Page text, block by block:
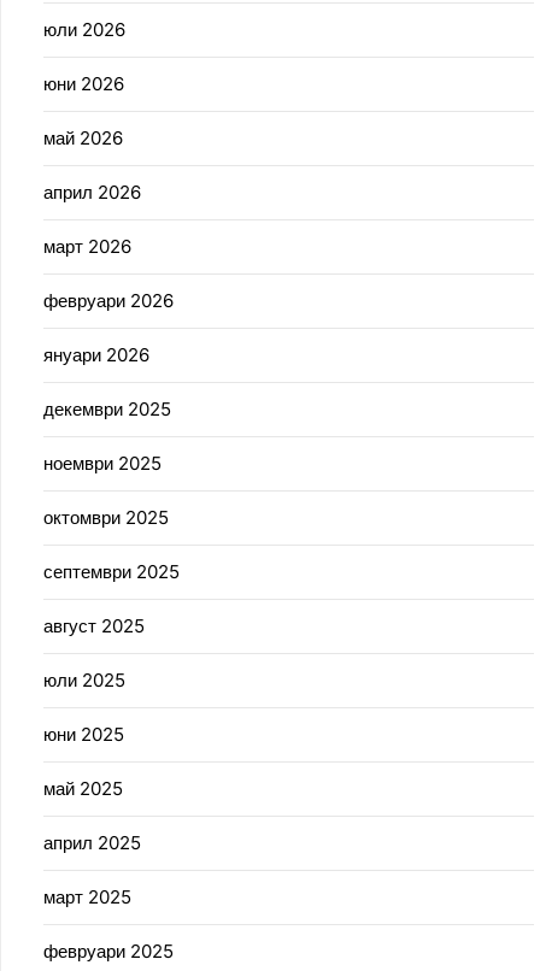
юли 2026
юни 2026
май 2026
април 2026
март 2026
февруари 2026
януари 2026
декември 2025
ноември 2025
октомври 2025
септември 2025
август 2025
юли 2025
юни 2025
май 2025
април 2025
март 2025
февруари 2025